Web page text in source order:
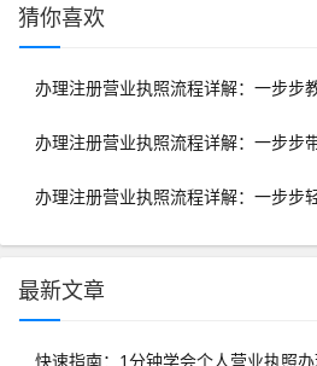
猜你喜欢
办理注册营业执照流程详解：一步步
办理注册营业执照流程详解：一步步
办理注册营业执照流程详解：一步步
最新文章
快速指南：1分钟学会个人营业执照办